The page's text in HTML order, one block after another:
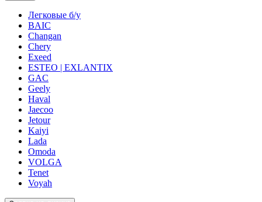
Легковые б/у
BAIC
Changan
Chery
Exeed
ESTEO | EXLANTIX
GAC
Geely
Haval
Jaecoo
Jetour
Kaiyi
Lada
Omoda
VOLGA
Tenet
Voyah